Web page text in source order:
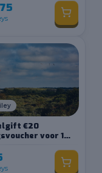
€20
voor 1